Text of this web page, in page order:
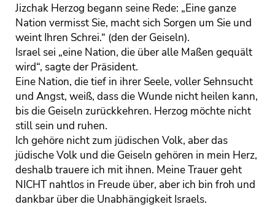
Jizchak Herzog begann seine Rede: „Eine ganze
Nation vermisst Sie, macht sich Sorgen um Sie und
weint Ihren Schrei.“ (den der Geiseln).
Israel sei „eine Nation, die über alle Maßen gequält
wird“, sagte der Präsident.
Eine Nation, die tief in ihrer Seele, voller Sehnsucht
und Angst, weiß, dass die Wunde nicht heilen kann,
bis die Geiseln zurückkehren. Herzog möchte nicht
still sein und ruhen.
Ich gehöre nicht zum jüdischen Volk, aber das
jüdische Volk und die Geiseln gehören in mein Herz,
deshalb trauere ich mit ihnen. Meine Trauer geht
NICHT nahtlos in Freude über, aber ich bin froh und
dankbar über die Unabhängigkeit Israels.